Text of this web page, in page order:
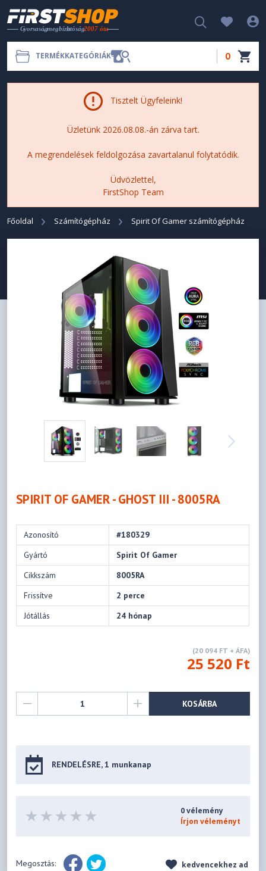
TERMÉKKATEGÓRIÁK 0
Tisztelt Ügyfeleink!
Üzletünk 2026.08.08.-án zárva tart.
A megrendelések feldolgozása zavartalanul folytatódik.
Üdvözlettel,
FirstShop Team
Főoldal Számítógépház Spirit Of Gamer számítógépház
SPIRIT OF GAMER - GHOST III - 8005RA
Azonosító
#180329
Gyártó
Spirit Of Gamer
Cikkszám
8005RA
Frissítve
2 perce
Jótállás
24 hónap
(20 094 FT + ÁFA)
25 520 Ft
KOSÁRBA
RENDELÉSRE, 1 munkanap
0 vélemény
Írjon véleményt
Megosztás: kedvencekhez ad